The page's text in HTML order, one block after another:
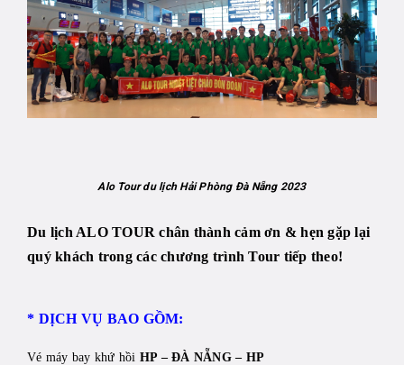
Alo Tour du lịch Hải Phòng Đà Nẵng 2023
Du lịch ALO TOUR chân thành cảm ơn & hẹn gặp lại
quý khách trong các chương trình Tour tiếp theo!
* DỊCH VỤ BAO GỒM:
Vé máy bay khứ hồi HP – ĐÀ NẴNG – HP